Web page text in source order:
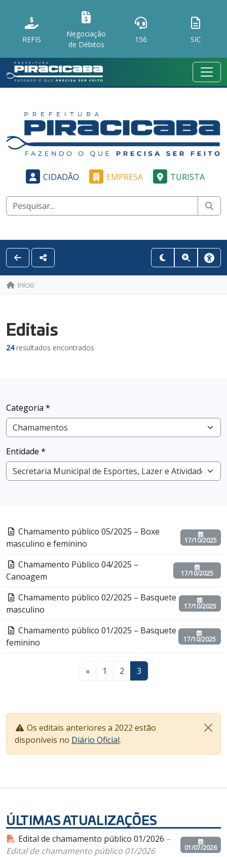
REFIS
Negociação
de Débitos
156 SIC
CIDADÃO EMPRESA TURISTA
Início
Editais
24resultados encontrados
Categoria *
Entidade *
Chamamento público 05/2025 – Boxe
masculino e feminino
17/10/2025
Chamamento Público 04/2025 –
Canoagem
17/10/2025
Chamamento público 02/2025 – Basquete
masculino
17/10/2025
Chamamento público 01/2025 – Basquete
feminino
17/10/2025
« 1 2 3
Os editais anteriores a 2022 estão
disponíveis no Diário Oficial.
ÚLTIMAS ATUALIZAÇÕES
Edital de chamamento público 01/2026 –
Edital de chamamento público 01/2026
01/07/2026